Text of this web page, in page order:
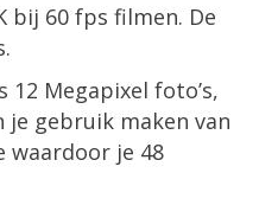
bij 60 fps filmen. De
12 Megapixel foto’s,
je gebruik maken van
waardoor je 48